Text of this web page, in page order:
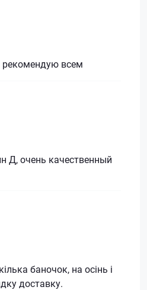
всем
Д, очень качественный
баночок, на осінь і
доставку.